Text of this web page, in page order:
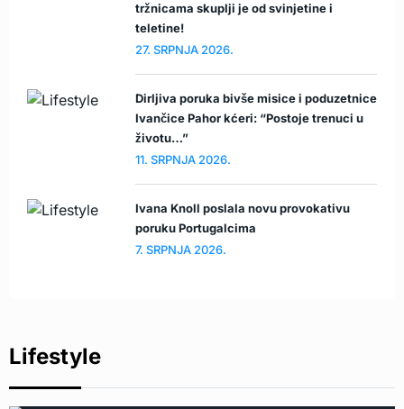
tržnicama skuplji je od svinjetine i
teletine!
27. SRPNJA 2026.
Dirljiva poruka bivše misice i poduzetnice
Ivančice Pahor kćeri: “Postoje trenuci u
životu…”
11. SRPNJA 2026.
Ivana Knoll poslala novu provokativu
poruku Portugalcima
7. SRPNJA 2026.
Lifestyle